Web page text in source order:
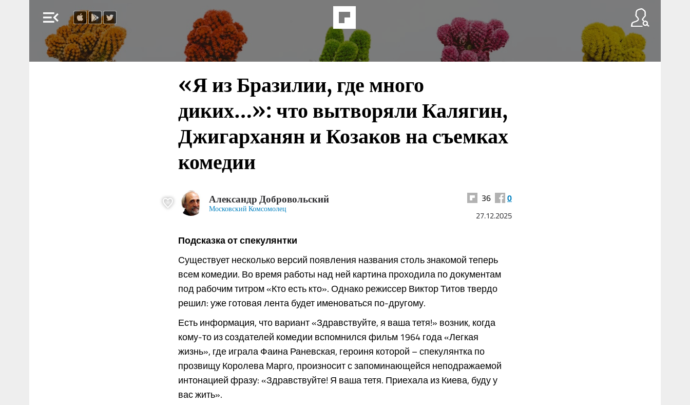
menu_open
«Я из Бразилии, где много
диких…»: что вытворяли Калягин,
Джигарханян и Козаков на съемках
комедии
Александр Добровольский
Московский Комсомолец
36 0
27.12.2025
Подсказка от спекулянтки
Существует несколько версий появления названия столь знакомой теперь
всем комедии. Во время работы над ней картина проходила по документам
под рабочим титром «Кто есть кто». Однако режиссер Виктор Титов твердо
решил: уже готовая лента будет именоваться по-другому.
Есть информация, что вариант «Здравствуйте, я ваша тетя!» возник, когда
кому-то из создателей комедии вспомнился фильм 1964 года «Легкая
жизнь», где играла Фаина Раневская, героиня которой – спекулянтка по
прозвищу Королева Марго, произносит с запоминающейся неподражаемой
интонацией фразу: «Здравствуйте! Я ваша тетя. Приехала из Киева, буду у
вас жить».